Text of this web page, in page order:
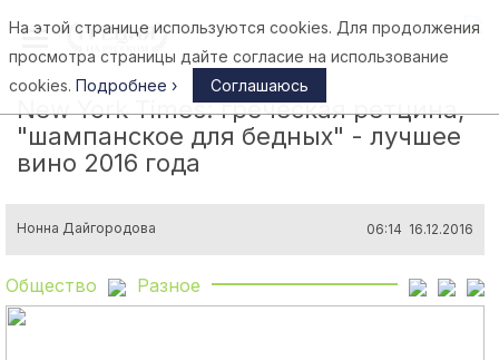
Афины
New York Times: греческая ретцина,
"шампанское для бедных" - лучшее
вино 2016 года
Нонна Дайгородова 06:14 16.12.2016
Общество Разное
На этой странице используются cookies. Для продолжения
просмотра страницы дайте согласие на использование
cookies. Подробнее › Соглашаюсь